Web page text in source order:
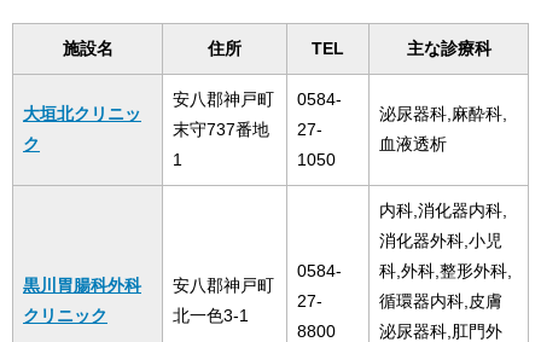
施設名 住所 TEL 主な診療科
大垣北クリニッ
ク
安八郡神戸町
末守737番地
1
0584-
27-
1050
泌尿器科,麻酔科,
血液透析
黒川胃腸科外科
クリニック
安八郡神戸町
北一色3-1
0584-
27-
8800
内科,消化器内科,
消化器外科,小児
科,外科,整形外科,
循環器内科,皮膚
泌尿器科,肛門外